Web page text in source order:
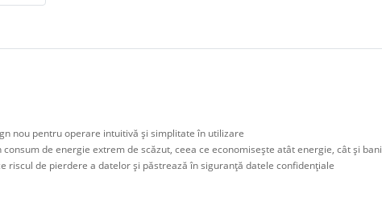
nou pentru operare intuitivă şi simplitate în utilizare
de energie extrem de scăzut, ceea ce economiseşte atât energie, cât şi bani
de pierdere a datelor şi păstrează în siguranţă datele confidenţiale